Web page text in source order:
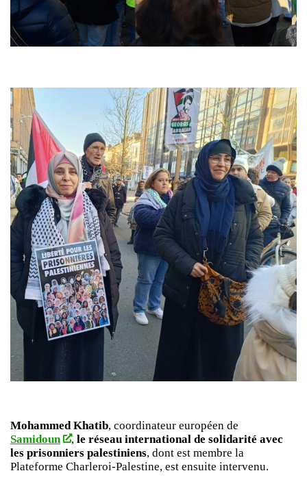
Mohammed Khatib, coordinateur européen de
Samidoun
, le réseau international de solidarité avec
les prisonniers palestiniens, dont est membre la
Plateforme Charleroi-Palestine, est ensuite intervenu.